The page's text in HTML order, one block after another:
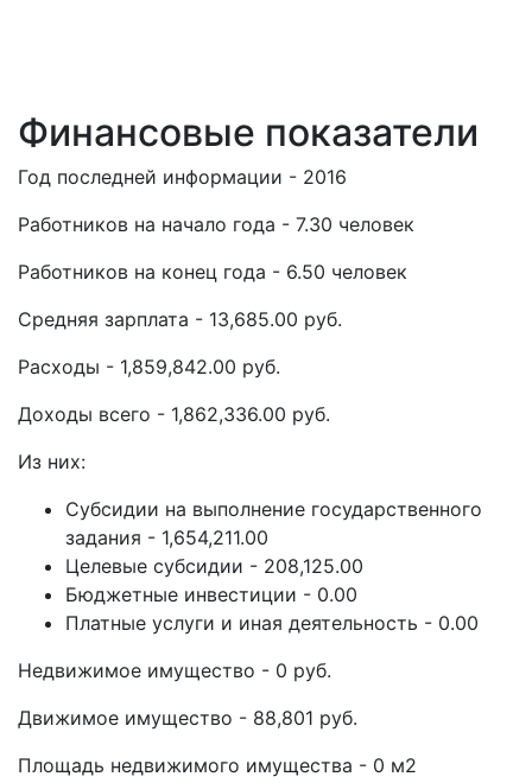
Финансовые показатели
Год последней информации - 2016
Работников на начало года - 7.30 человек
Работников на конец года - 6.50 человек
Средняя зарплата - 13,685.00 руб.
Расходы - 1,859,842.00 руб.
Доходы всего - 1,862,336.00 руб.
Из них:
Субсидии на выполнение государственного
задания - 1,654,211.00
Целевые субсидии - 208,125.00
Бюджетные инвестиции - 0.00
Платные услуги и иная деятельность - 0.00
Недвижимое имущество - 0 руб.
Движимое имущество - 88,801 руб.
Площадь недвижимого имущества - 0 м2